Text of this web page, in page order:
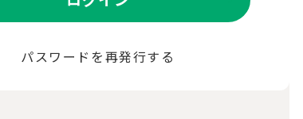
パスワードを再発行する